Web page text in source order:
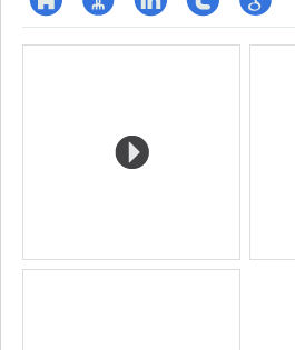
ResearchGate
Page LinkedInCompteGoogle
Médias